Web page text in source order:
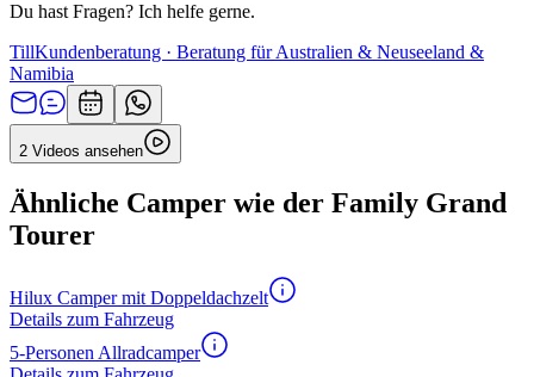
Du hast Fragen? Ich helfe gerne.
TillKundenberatung · Beratung für Australien & Neuseeland &
Namibia
2 Videos ansehen
Ähnliche Camper wie der Family Grand
Tourer
Hilux Camper mit Doppeldachzelt
Details zum Fahrzeug
5-Personen Allradcamper